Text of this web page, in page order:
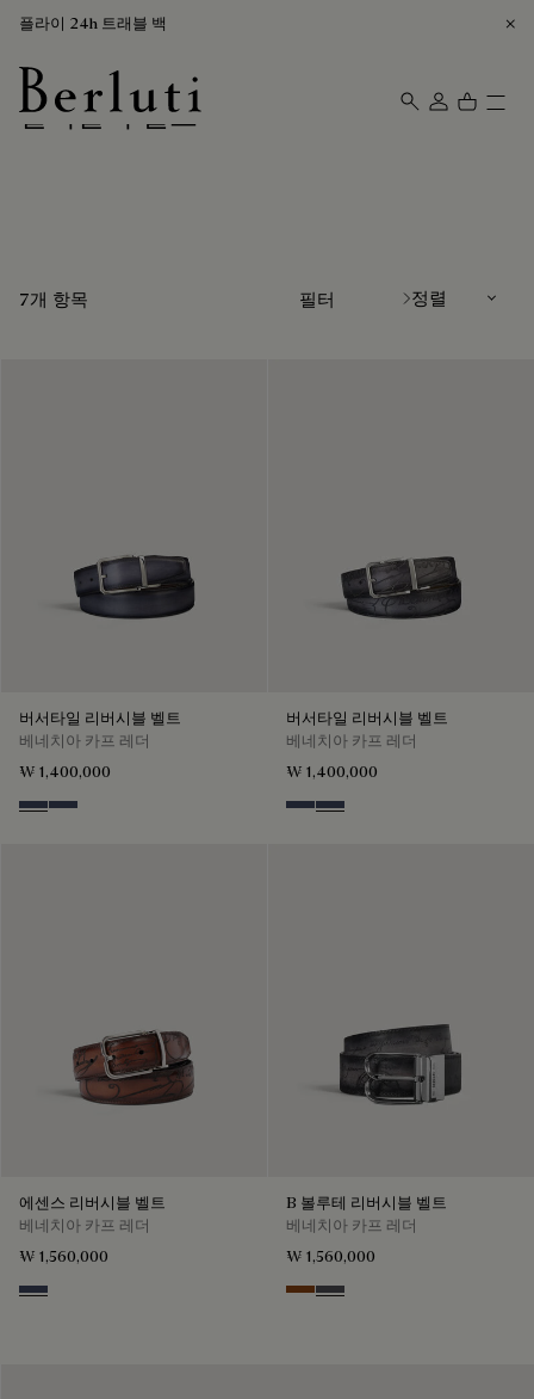
플라이 24h 트래블 백
Berluti homepage
멀티컬러 벨트
7개 항목 필터
버서타일 리버시블 벨트
베네치아 카프 레더
₩ 1,400,000
Nero & Tobacco Bis
Tobacco Bis & Nero
버서타일 리버시블 벨트
베네치아 카프 레더
₩ 1,400,000
Nero & Tobacco Bis
Tobacco Bis & Nero
에센스 리버시블 벨트
베네치아 카프 레더
₩ 1,560,000
Nero & Tobacco Bis
B 볼루테 리버시블 벨트
베네치아 카프 레더
₩ 1,560,000
Nero Grigio & Mogano
Mogano & Nero Grigio